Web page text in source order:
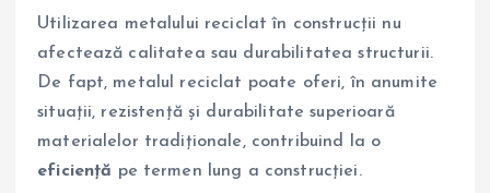
Utilizarea metalului reciclat în construcții nu
afectează calitatea sau durabilitatea structurii.
De fapt, metalul reciclat poate oferi, în anumite
situații, rezistență și durabilitate superioară
materialelor tradiționale, contribuind la o
eficiență pe termen lung a construcției.